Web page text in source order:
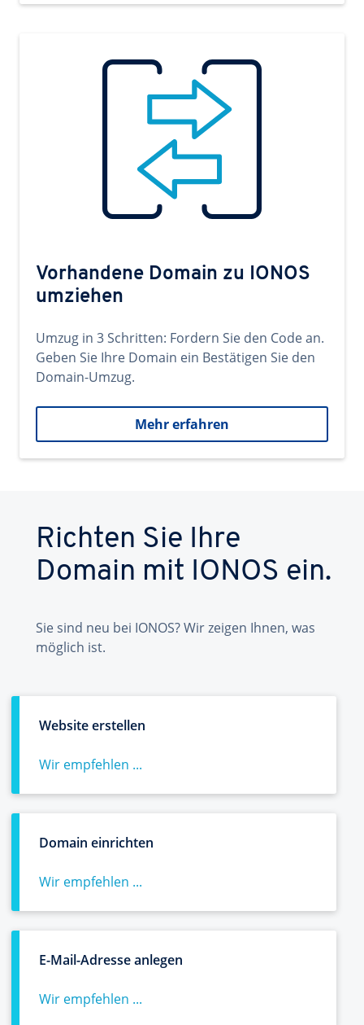
Vorhandene Domain zu IONOS
umziehen
Umzug in 3 Schritten: Fordern Sie den Code an.
Geben Sie Ihre Domain ein Bestätigen Sie den
Domain-Umzug.
Mehr erfahren
Richten Sie Ihre
Domain mit IONOS ein.
Sie sind neu bei IONOS? Wir zeigen Ihnen, was
möglich ist.
Website erstellen
Wir empfehlen ...
Domain einrichten
Wir empfehlen ...
E-Mail-Adresse anlegen
Wir empfehlen ...